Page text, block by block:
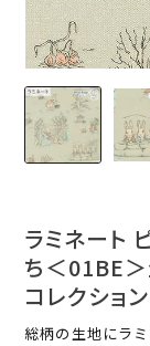
ラミネート
ち＜01BE
コレクション
総柄の生地にラ